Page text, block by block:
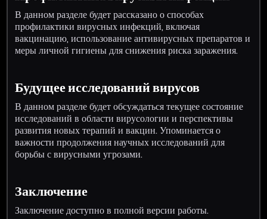
В данном разделе будет рассказано о способах
профилактики вирусных инфекций, включая
вакцинацию, использование антивирусных препаратов и
меры личной гигиены для снижения риска заражения.
Будущее исследований вирусов
В данном разделе будет обсуждаться текущее состояние
исследований в области вирусологии и перспективы
развития новых терапий и вакцин. Упоминается о
важности продолжения научных исследований для
борьбы с вирусными угрозами.
Заключение
Заключение доступно в полной версии работы.